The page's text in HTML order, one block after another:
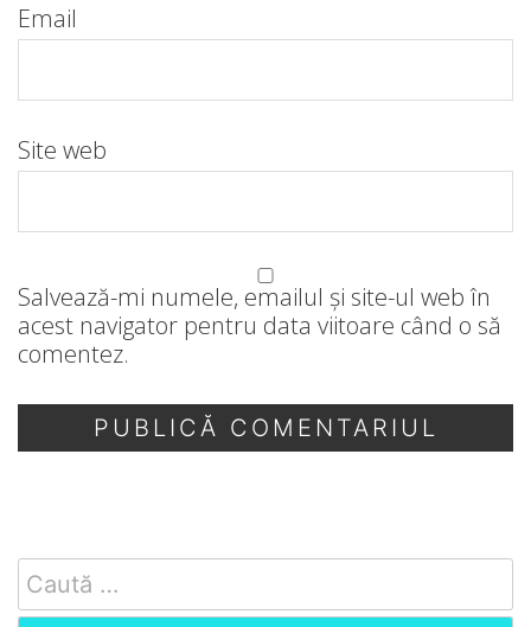
Email
Site web
Salvează-mi numele, emailul și site-ul web în
acest navigator pentru data viitoare când o să
comentez.
Search
for: